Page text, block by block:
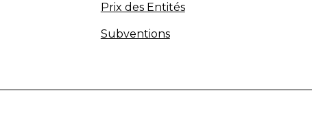
Prix des Entités
Subventions